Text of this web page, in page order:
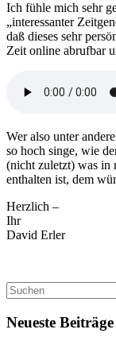
Ich fühle mich sehr
„interessanter
daß dieses sehr
Zeit online abrufbar
Wer also unter
so hoch singe, wie
(nicht zuletzt) was in
enthalten ist, dem
Herzlich –
Ihr
David Erler
Suchen
nach:
Neueste Beiträge